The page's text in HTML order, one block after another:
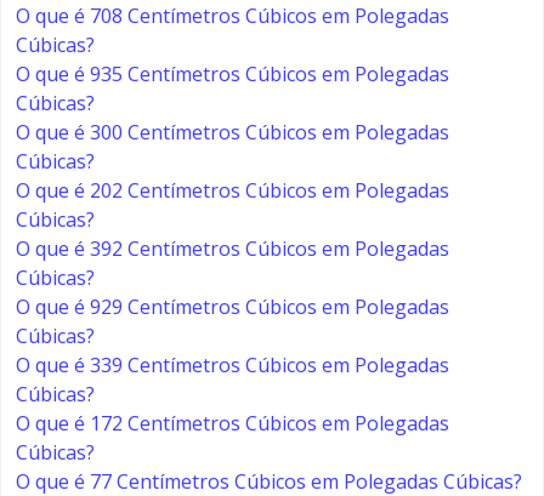
O que é 708 Centímetros Cúbicos em Polegadas
Cúbicas?
O que é 935 Centímetros Cúbicos em Polegadas
Cúbicas?
O que é 300 Centímetros Cúbicos em Polegadas
Cúbicas?
O que é 202 Centímetros Cúbicos em Polegadas
Cúbicas?
O que é 392 Centímetros Cúbicos em Polegadas
Cúbicas?
O que é 929 Centímetros Cúbicos em Polegadas
Cúbicas?
O que é 339 Centímetros Cúbicos em Polegadas
Cúbicas?
O que é 172 Centímetros Cúbicos em Polegadas
Cúbicas?
O que é 77 Centímetros Cúbicos em Polegadas Cúbicas?